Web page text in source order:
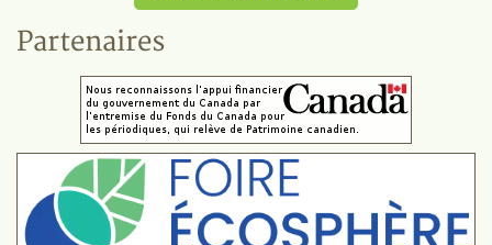
Partenaires